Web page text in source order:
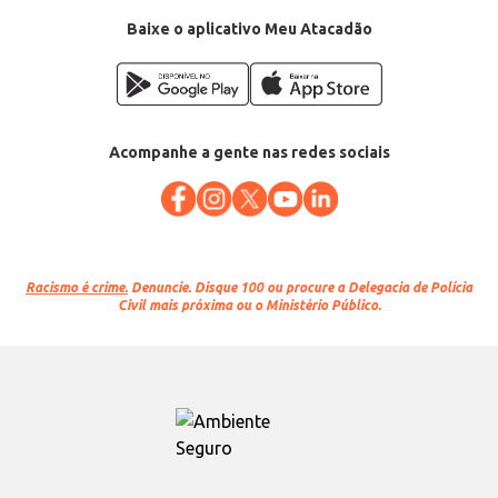
Baixe o aplicativo Meu Atacadão
Acompanhe a gente nas redes sociais
Racismo é crime. Denuncie. Disque 100 ou procure a Delegacia de Polícia
Civil mais próxima ou o Ministério Público.